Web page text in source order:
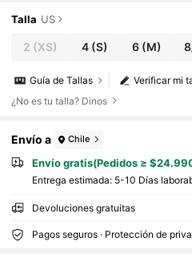
o, perfecto para cualquier salida
Talla US
2 (XS) 4(S) 6(M)
Verificar mi
Guía de Tallas
¿No es tu talla? Dinos
Envío a Chile
Envío gratis(Pedidos ≥
Entrega estimada: 5-10 Días
Devoluciones gratuitas
Pagos seguros · Protección de